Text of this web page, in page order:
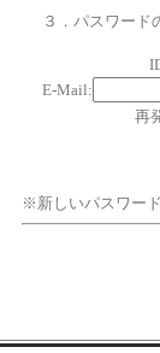
３．パスワード
E-Mail:
再
※新しいパスワー